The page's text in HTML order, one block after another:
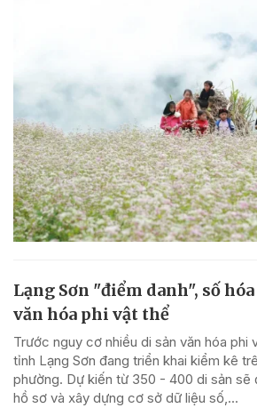
Lạng Sơn "điểm danh", số
văn hóa phi vật thể
Trước nguy cơ nhiều di sản văn hóa phi
tỉnh Lạng Sơn đang triển khai kiểm kê
phường. Dự kiến từ 350 - 400 di sản sẽ
hồ sơ và xây dựng cơ sở dữ liệu số,...